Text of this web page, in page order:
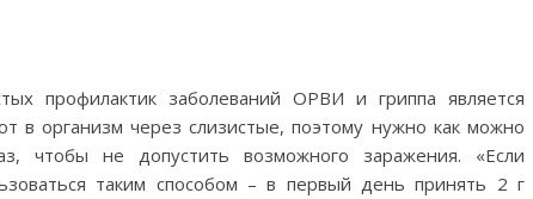
профилактик заболеваний ОРВИ и гриппа является
в организм через слизистые, поэтому нужно как можно
чтобы не допустить возможного заражения. «Если
таким способом – в первый день принять 2 г